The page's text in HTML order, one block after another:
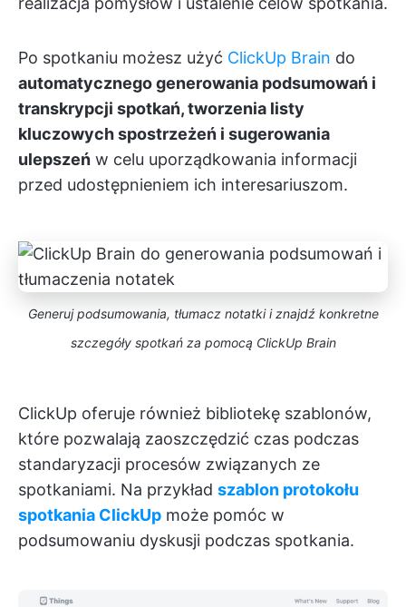
Po spotkaniu możesz użyć ClickUp Brain do
automatycznego generowania podsumowań i
transkrypcji spotkań, tworzenia listy
kluczowych spostrzeżeń i sugerowania
ulepszeń w celu uporządkowania informacji
przed udostępnieniem ich interesariuszom.
Generuj podsumowania, tłumacz notatki i znajdź konkretne
szczegóły spotkań za pomocą ClickUp Brain
ClickUp oferuje również bibliotekę szablonów,
które pozwalają zaoszczędzić czas podczas
standaryzacji procesów związanych ze
spotkaniami. Na przykład szablon protokołu
spotkania ClickUp może pomóc w
podsumowaniu dyskusji podczas spotkania.